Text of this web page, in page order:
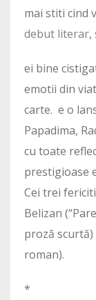
mai stiti cind
debut literar,
ei bine
emotii din
carte. e o
Papadima,
cu toate
prestigioase
Cei trei
Belizan
proză scurtă)
roman).
*